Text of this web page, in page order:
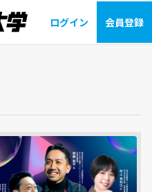
ログイン 会員登録